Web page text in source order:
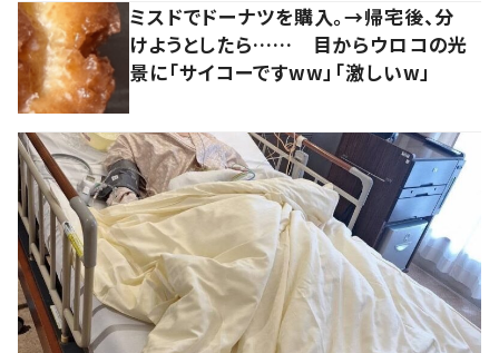
ミスドでドーナツを購入。→帰宅後、分
けようとしたら…… 目からウロコの光
景に「サイコーですww」「激しいw」